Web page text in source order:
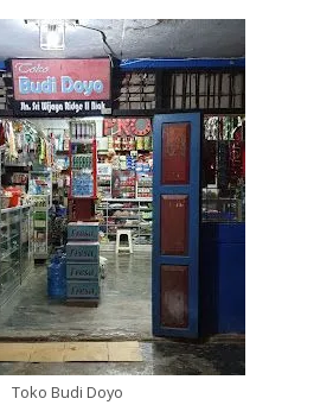
Toko Budi Doyo